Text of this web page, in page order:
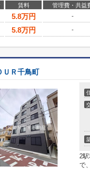
賃料 管理費・共益
5.8万円 -
5.8万円 -
ＵＲ千鳥町
2
で